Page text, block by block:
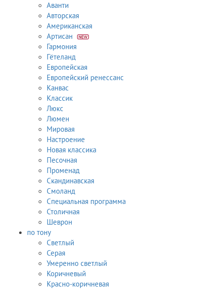
Аванти
Авторская
Американская
Артисан
Гармония
Гётеланд
Европейская
Европейский ренессанс
Канвас
Классик
Люкс
Люмен
Мировая
Настроение
Новая классика
Песочная
Променад
Скандинавская
Смоланд
Специальная программа
Столичная
Шеврон
по тону
Светлый
Серая
Умеренно светлый
Коричневый
Красно-коричневая